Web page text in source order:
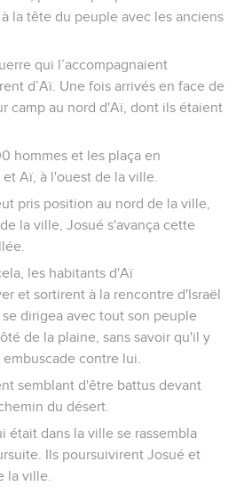
la tête du peuple avec les anciens
qui l’accompagnaient
d’Aï. Une fois arrivés en face de
camp au nord d'Aï, dont ils étaient
hommes et les plaça en
Aï, à l'ouest de la ville.
pris position au nord de la ville,
la ville, Josué s'avança cette
les habitants d'Aï
et sortirent à la rencontre d'Israël
dirigea avec tout son peuple
de la plaine, sans savoir qu'il y
contre lui.
semblant d'être battus devant
du désert.
était dans la ville se rassembla
Ils poursuivirent Josué et
la ville.